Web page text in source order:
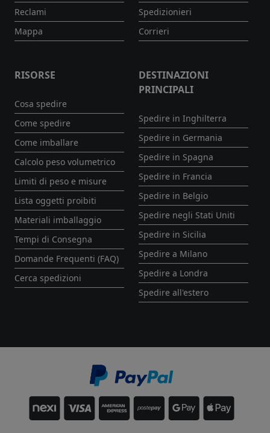
Reclami
Mappa
Spedizionieri
Corrieri
RISORSE
Cosa spedire
Come spedire
Come imballare
Calcolo peso volumetrico
Limiti di peso e misure
Lista oggetti proibiti
Materiali imballaggio
Tempi di Consegna
Domande Frequenti (FAQ)
Cerca spedizioni
DESTINAZIONI
PRINCIPALI
Spedire in Inghilterra
Spedire in Germania
Spedire in Spagna
Spedire in Francia
Spedire in Belgio
Spedire negli Stati Uniti
Spedire in Sicilia
Spedire a Milano
Spedire a Londra
Spedire all'estero